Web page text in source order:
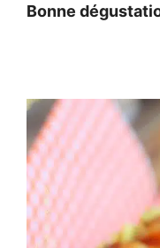
Bonne